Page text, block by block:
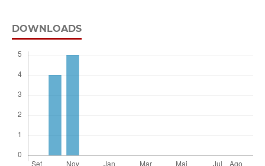
DOWNLOADS